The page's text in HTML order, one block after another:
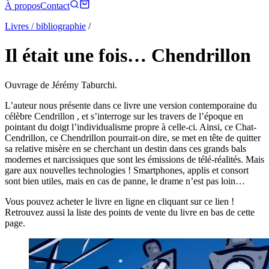
À proposContact
Livres / bibliographie /
Il était une fois… Chendrillon
Ouvrage de Jérémy Taburchi.
L’auteur nous présente dans ce livre une version contemporaine du
célèbre Cendrillon , et s’interroge sur les travers de l’époque en
pointant du doigt l’individualisme propre à celle-ci. Ainsi, ce Chat-
Cendrillon, ce Chendrillon pourrait-on dire, se met en tête de quitter
sa relative misère en se cherchant un destin dans ces grands bals
modernes et narcissiques que sont les émissions de télé-réalités. Mais
gare aux nouvelles technologies ! Smartphones, applis et consort
sont bien utiles, mais en cas de panne, le drame n’est pas loin…
Vous pouvez acheter le livre en ligne en cliquant sur ce lien !
Retrouvez aussi la liste des points de vente du livre en bas de cette
page.